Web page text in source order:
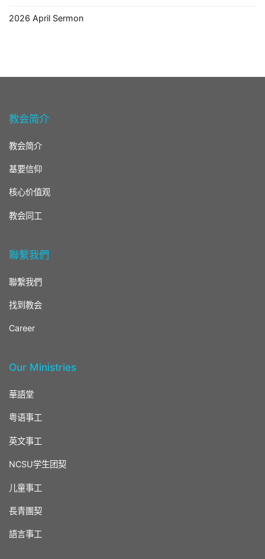
2026 April Sermon
教会简介
教会简介
基要信仰
核心价值观
教会同工
聯繫我們
聯繫我們
找到教会
Career
Our Ministries
華語堂
粤语事工
英文事工
NCSU学生团契
儿童事工
長青團契
語言事工